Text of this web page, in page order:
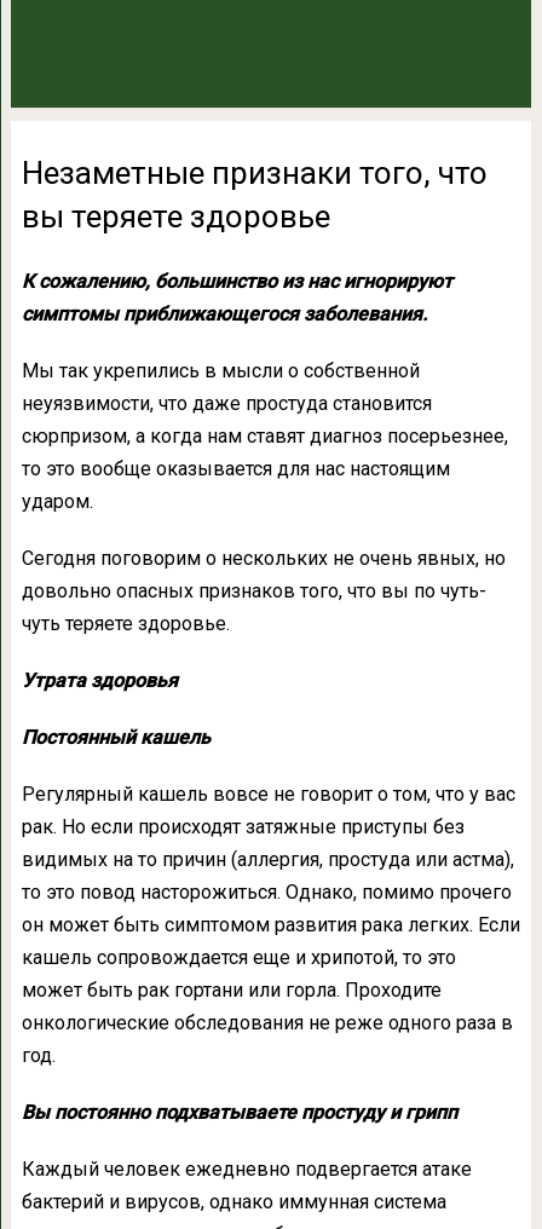
Незаметные признаки того, что
вы теряете здоровье
К сожалению, большинство из нас игнорируют
симптомы приближающегося заболевания.
Мы так укрепились в мысли о собственной
неуязвимости, что даже простуда становится
сюрпризом, а когда нам ставят диагноз посерьезнее,
то это вообще оказывается для нас настоящим
ударом.
Сегодня поговорим о нескольких не очень явных, но
довольно опасных признаков того, что вы по чуть-
чуть теряете здоровье.
Утрата здоровья
Постоянный кашель
Регулярный кашель вовсе не говорит о том, что у вас
рак. Но если происходят затяжные приступы без
видимых на то причин (аллергия, простуда или астма),
то это повод насторожиться. Однако, помимо прочего
он может быть симптомом развития рака легких. Если
кашель сопровождается еще и хрипотой, то это
может быть рак гортани или горла. Проходите
онкологические обследования не реже одного раза в
год.
Вы постоянно подхватываете простуду и грипп
Каждый человек ежедневно подвергается атаке
бактерий и вирусов, однако иммунная система